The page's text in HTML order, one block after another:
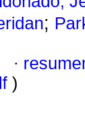
;
·
)